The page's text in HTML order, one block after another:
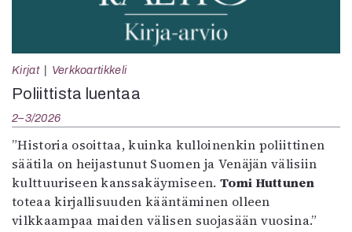
Kirjat Verkkoartikkeli
Poliittista luentaa
2–3/2026
”Historia osoittaa, kuinka kulloinenkin poliittinen
säätila on heijastunut Suomen ja Venäjän välisiin
kulttuuriseen kanssakäymiseen. Tomi Huttunen
toteaa kirjallisuuden kääntäminen olleen
vilkkaampaa maiden välisen suojasään vuosina.”